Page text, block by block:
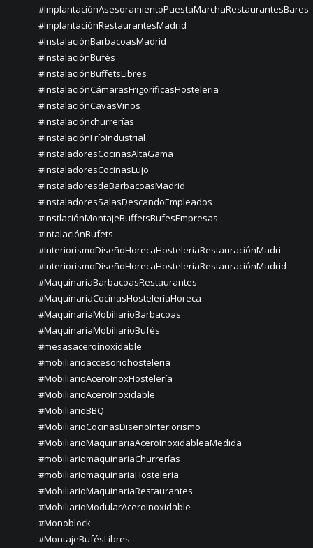
#ImplantaciónAsesoramientoPuestaMarchaRestaurantesBares
#ImplantaciónRestaurantesMadrid
#InstalaciónBarbacoasMadrid
#InstalaciónBufés
#InstalaciónBuffetsLibres
#InstalaciónCámarasFrigoríficasHosteleria
#InstalaciónCavasVinos
#instalaciónchurrerías
#InstalaciónFríoIndustrial
#InstaladoresCocinasAltaGama
#InstaladoresCocinasLujo
#InstaladoresdeBarbacoasMadrid
#InstaladoresSalasDescandoEmpleados
#InstlaciónMontajeBuffetsBufesEmpresas
#IntalaciónBufets
#InteriorismoDiseñoHorecaHosteleriaRestauraciónMadri
#InteriorismoDiseñoHorecaHosteleriaRestauraciónMadrid
#MaquinariaBarbacoasRestaurantes
#MaquinariaCocinasHosteleríaHoreca
#MaquinariaMobiliarioBarbacoas
#MaquinariaMobiliarioBufés
#mesasaceroinoxidable
#mobiliarioaccesoriohosteleria
#MobiliarioAceroInoxHostelería
#MobiliarioAceroInoxidable
#MobiliarioBBQ
#MobiliarioCocinasDiseñoInteriorismo
#MobiliarioMaquinariaAceroInoxidableaMedida
#mobiliariomaquinariaChurrerías
#mobiliariomaquinariaHosteleria
#MobiliarioMaquinariaRestaurantes
#MobiliarioModularAceroInoxidable
#Monoblock
#MontajeBufésLibres